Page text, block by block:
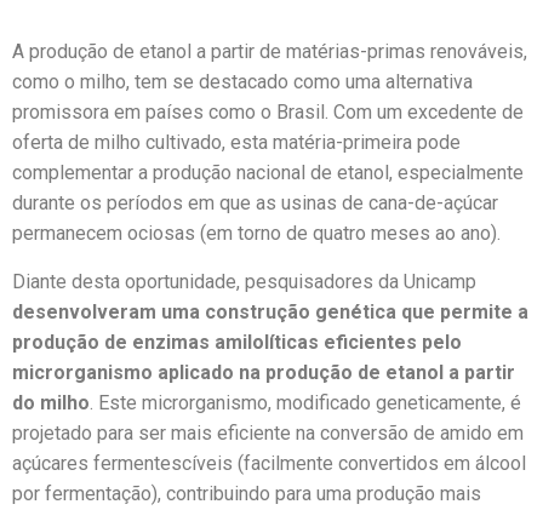
A produção de etanol a partir de matérias-primas renováveis,
como o milho, tem se destacado como uma alternativa
promissora em países como o Brasil. Com um excedente de
oferta de milho cultivado, esta matéria-primeira pode
complementar a produção nacional de etanol, especialmente
durante os períodos em que as usinas de cana-de-açúcar
permanecem ociosas (em torno de quatro meses ao ano).
Diante desta oportunidade, pesquisadores da Unicamp
desenvolveram uma construção genética que permite a
produção de enzimas amilolíticas eficientes pelo
microrganismo aplicado na produção de etanol a partir
do milho . Este microrganismo, modificado geneticamente, é
projetado para ser mais eficiente na conversão de amido em
açúcares fermentescíveis (facilmente convertidos em álcool
por fermentação), contribuindo para uma produção mais